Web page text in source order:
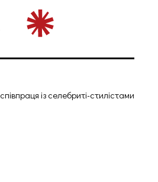
співпраця із селебриті-стилістами